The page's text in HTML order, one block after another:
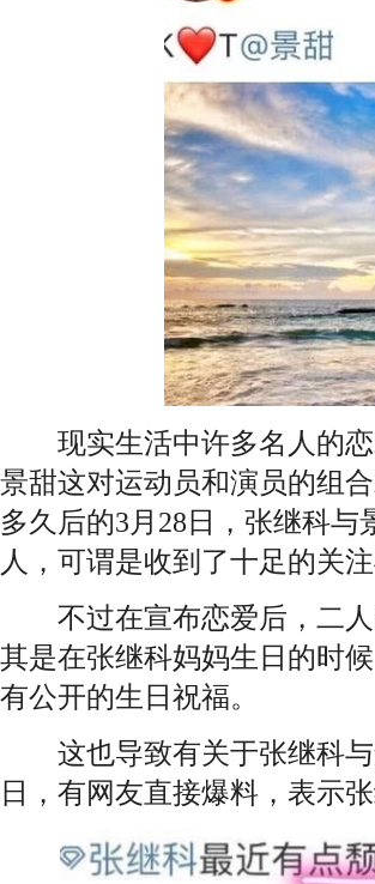
现实生活中许多名人的恋
景甜这对运动员和演员的组
多久后的3月28日，张继科
人，可谓是收到了十足的关
不过在宣布恋爱后，二人
其是在张继科妈妈生日的时
有公开的生日祝福。
这也导致有关于张继科与
日，有网友直接爆料，表示